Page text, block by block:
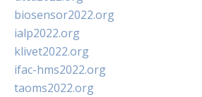
biosensor2022.org
ialp2022.org
klivet2022.org
ifac-hms2022.org
taoms2022.org